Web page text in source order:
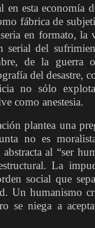
en esta economía
fábrica de
en formato, la
serial del
de la guerra
del desastre,
no sólo
como anestesia.
plantea una
no es
al “ser
La
social que
Un humanismo
se niega a